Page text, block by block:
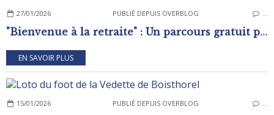
27/01/2026 PUBLIÉ DEPUIS OVERBLOG …
"Bienvenue à la retraite" : Un parcours gratuit pour une retraite sereine et active !
EN SAVOIR PLUS
15/01/2026 PUBLIÉ DEPUIS OVERBLOG …